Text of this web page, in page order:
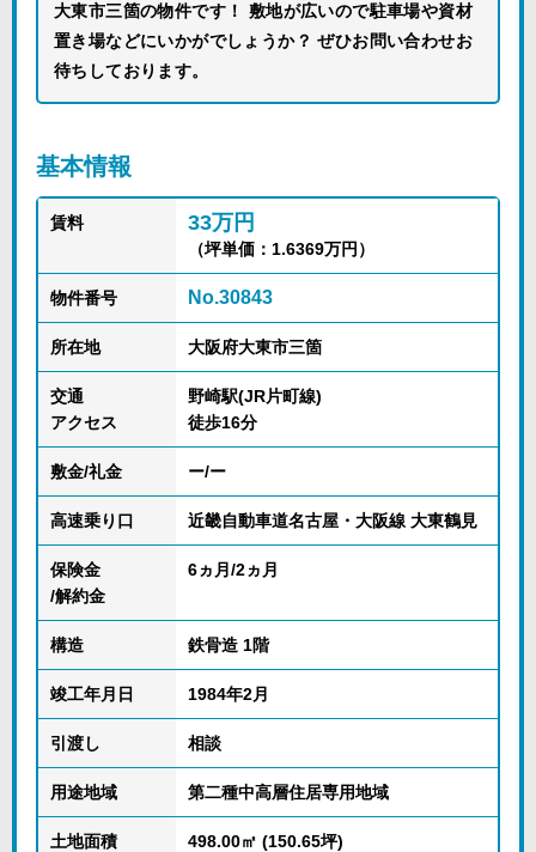
大東市三箇の物件です！ 敷地が広いので駐車場や資材
置き場などにいかがでしょうか？ ぜひお問い合わせお
待ちしております。
基本情報
賃料 33万円
（坪単価：1.6369万円）
物件番号 No.30843
所在地 大阪府大東市三箇
交通
アクセス
野崎駅(JR片町線)
徒歩16分
敷金/礼金 ー/ー
高速乗り口 近畿自動車道名古屋・大阪線 大東鶴見
保険金
/解約金
6ヵ月/2ヵ月
構造 鉄骨造 1階
竣工年月日 1984年2月
引渡し 相談
用途地域 第二種中高層住居専用地域
土地面積 498.00㎡ (150.65坪)